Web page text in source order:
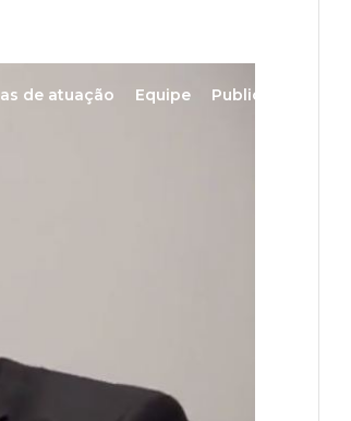
de atuação Equipe Publicações